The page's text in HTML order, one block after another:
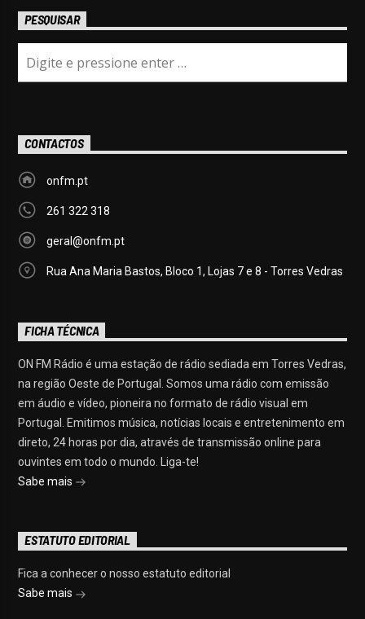
PESQUISAR
CONTACTOS
onfm.pt
261 322 318
geral@onfm.pt
Rua Ana Maria Bastos, Bloco 1, Lojas 7 e 8 - Torres Vedras
FICHA TÉCNICA
ON FM Rádio é uma estação de rádio sediada em Torres Vedras,
na região Oeste de Portugal. Somos uma rádio com emissão
em áudio e vídeo, pioneira no formato de rádio visual em
Portugal. Emitimos música, notícias locais e entretenimento em
direto, 24 horas por dia, através de transmissão online para
ouvintes em todo o mundo. Liga-te!
Sabe mais
ESTATUTO EDITORIAL
Fica a conhecer o nosso estatuto editorial
Sabe mais